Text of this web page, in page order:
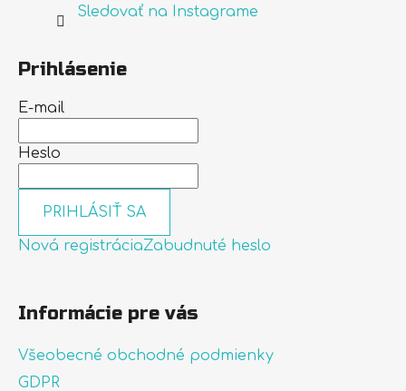
Sledovať na Instagrame
Prihlásenie
E-mail
Heslo
PRIHLÁSIŤ SA
Nová registráciaZabudnuté heslo
Informácie pre vás
Všeobecné obchodné podmienky
GDPR